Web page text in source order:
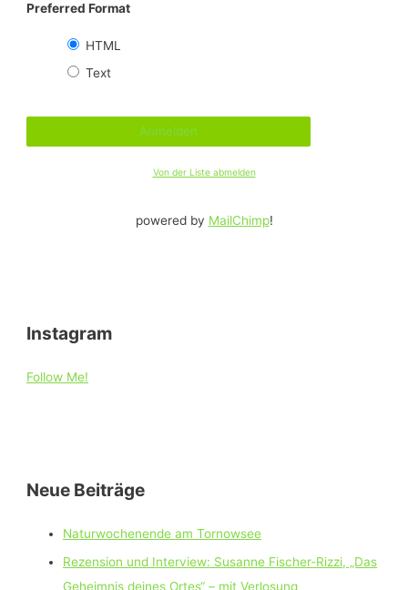
Preferred Format
HTML
Text
Von der Liste abmelden
powered by MailChimp!
Instagram
Follow Me!
Neue Beiträge
Naturwochenende am Tornowsee
Rezension und Interview: Susanne Fischer-Rizzi, „Das
Geheimnis deines Ortes“ – mit Verlosung